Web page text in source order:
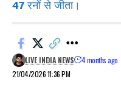
47 रनों से जीता।
21/04/2026 11:36 PM
LIVE INDIA NEWS 4 months ago